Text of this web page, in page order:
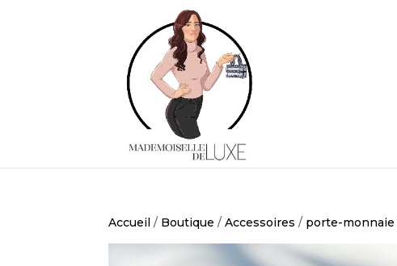
Accueil / Boutique /Accessoires / porte-monnaie